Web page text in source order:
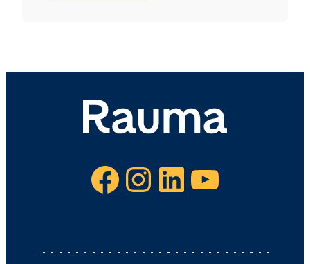
Facebook Instagram LinkedIn YouTube